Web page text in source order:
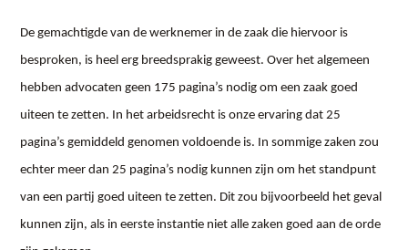
De gemachtigde van de werknemer in de zaak die hiervoor is
besproken, is heel erg breedsprakig geweest. Over het algemeen
hebben advocaten geen 175 pagina’s nodig om een zaak goed
uiteen te zetten. In het arbeidsrecht is onze ervaring dat 25
pagina’s gemiddeld genomen voldoende is. In sommige zaken zou
echter meer dan 25 pagina’s nodig kunnen zijn om het standpunt
van een partij goed uiteen te zetten. Dit zou bijvoorbeeld het geval
kunnen zijn, als in eerste instantie niet alle zaken goed aan de orde